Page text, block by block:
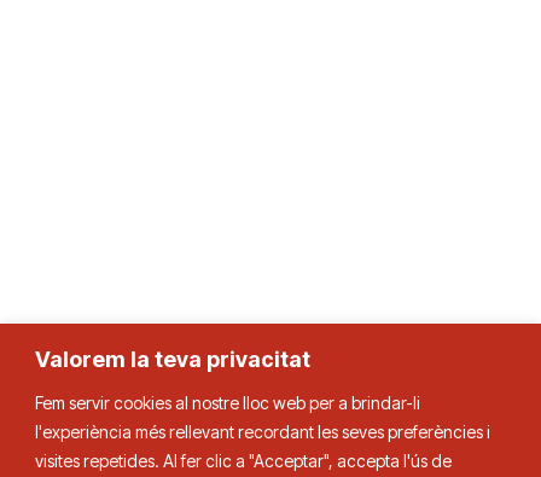
Valorem la teva privacitat
Fem servir cookies al nostre lloc web per a brindar-li
l'experiència més rellevant recordant les seves preferències i
visites repetides. Al fer clic a "Acceptar", accepta l'ús de